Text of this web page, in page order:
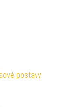
postavy